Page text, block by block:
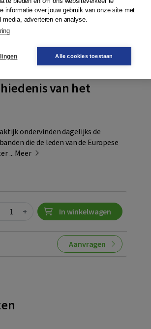
van het
ondervinden dagelijks de
die de leden van de Europese
... Meer
+ In winkelwagen
Aanvragen
informatie over jouw gebruik van onze site met
media, adverteren en analyse.
Alle cookies toestaan